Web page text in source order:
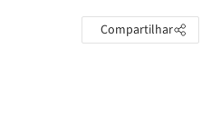
Compartilhar